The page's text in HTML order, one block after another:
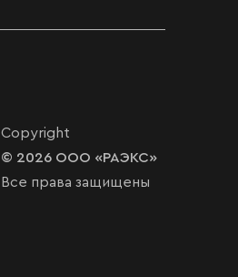
Copyright
© 2026 ООО «РАЭКС»
Все права защищены